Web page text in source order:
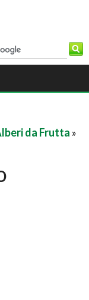
da Frutta »